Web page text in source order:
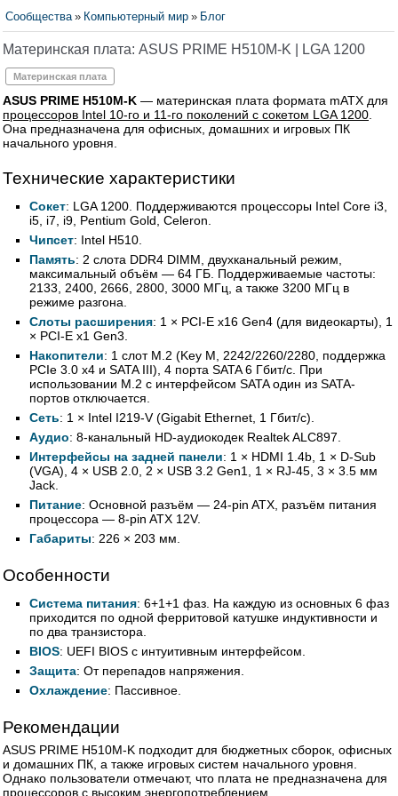
Сообщества » Компьютерный мир » Блог
Материнская плата: ASUS PRIME H510M-K | LGA 1200
Материнская плата
ASUS PRIME H510M-K — материнская плата формата mATX для
процессоров Intel 10-го и 11-го поколений с сокетом LGA 1200
Она предназначена для офисных, домашних и игровых ПК
начального уровня.
Технические характеристики
Сокет: LGA 1200. Поддерживаются процессоры Intel Core i3,
i5, i7, i9, Pentium Gold, Celeron.
Чипсет: Intel H510.
Память: 2 слота DDR4 DIMM, двухканальный режим,
максимальный объём — 64 ГБ. Поддерживаемые частоты:
2133, 2400, 2666, 2800, 3000 МГц, а также 3200 МГц в
режиме разгона.
Слоты расширения: 1 × PCI-E x16 Gen4 (для видеокарты), 1
× PCI-E x1 Gen3.
Накопители: 1 слот M.2 (Key M, 2242/2260/2280, поддержка
PCIe 3.0 x4 и SATA III), 4 порта SATA 6 Гбит/с. При
использовании M.2 с интерфейсом SATA один из SATA-
портов отключается.
Сеть: 1 × Intel I219-V (Gigabit Ethernet, 1 Гбит/с).
Аудио: 8-канальный HD-аудиокодек Realtek ALC897.
Интерфейсы на задней панели: 1 × HDMI 1.4b, 1 × D-Sub
(VGA), 4 × USB 2.0, 2 × USB 3.2 Gen1, 1 × RJ-45, 3 × 3.5 мм
Jack.
Питание: Основной разъём — 24-pin ATX, разъём питания
процессора — 8-pin ATX 12V.
Габариты: 226 × 203 мм.
Особенности
Система питания: 6+1+1 фаз. На каждую из основных 6 фаз
приходится по одной ферритовой катушке индуктивности и
по два транзистора.
BIOS: UEFI BIOS с интуитивным интерфейсом.
Защита: От перепадов напряжения.
Охлаждение: Пассивное.
Рекомендации
ASUS PRIME H510M-K подходит для бюджетных сборок, офисных
и домашних ПК, а также игровых систем начального уровня.
Однако пользователи отмечают, что плата не предназначена для
процессоров с высоким энергопотреблением.